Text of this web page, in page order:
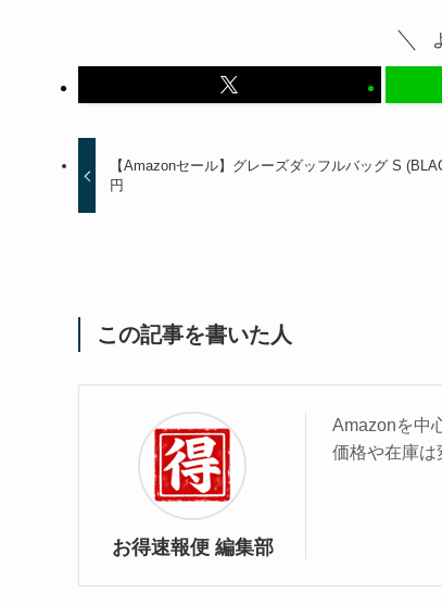
【Amazonセール】グレーズダッフルバッグ S
円
この記事を書いた人
お得速報便 編集部
Amazonを中
価格や在庫は